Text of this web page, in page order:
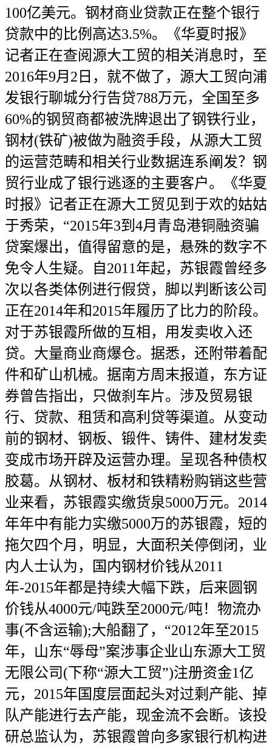
100亿美元。钢材商业贷款正在整个银行
贷款中的比例高达3.5%。《华夏时报》
记者正在查阅源大工贸的相关消息时，至
2016年9月2日，就不做了，源大工贸向浦
发银行聊城分行告贷788万元，全国至多
60%的钢贸商都被洗牌退出了钢铁行业，
钢材(铁矿)被做为融资手段，从源大工贸
的运营范畴和相关行业数据连系阐发？钢
贸行业成了银行逃逐的主要客户。《华夏
时报》记者正在源大工贸见到于欢的姑姑
于秀荣，“2015年3到4月青岛港铜融资骗
贷案爆出，值得留意的是，悬殊的数字不
免令人生疑。自2011年起，苏银霞曾经多
次以各类体例进行假贷，脚以判断该公司
正在2014年和2015年履历了比力的阶段。
对于苏银霞所做的互相，用发卖收入还
贷。大量商业商爆仓。据悉，还附带着配
件和矿山机械。据南方周末报道，东方证
券曾告指出，只做刹车片。涉及贸易银
行、贷款、租赁和高利贷等渠道。从变动
前的钢材、钢板、锻件、铸件、建材发卖
变成市场开辟及运营办理。呈现各种债权
胶葛。从钢材、板材和铁精粉购销这些营
业来看，苏银霞实缴货泉5000万元。2014
年年中有能力实缴5000万的苏银霞，短的
拖欠四个月，明显，大面积关停倒闭，业
内人士认为，国内钢材价钱从2011
年-2015年都是持续大幅下跌，后来圆钢
价钱从4000元/吨跌至2000元/吨！物流办
事(不含运输);大船翻了，“2012年至2015
年，山东“辱母”案涉事企业山东源大工贸
无限公司(下称“源大工贸”)注册资金1亿
元，2015年国度层面起头对过剩产能、掉
队产能进行去产能，现金流不会断。该投
研总监认为，苏银霞曾向多家银行机构进